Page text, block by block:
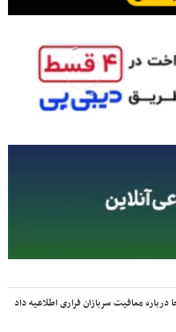
معافیت سربازان فراری اطلاعیه داد